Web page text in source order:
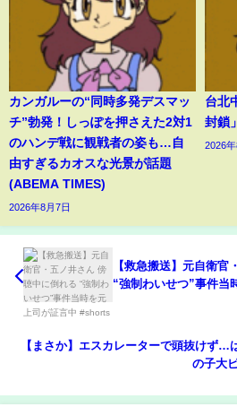
カンガルーの“同時多発デスマッ
チ”勃発！しっぽを押さえた2対1
のハンデ戦に観戦者の姿も…自
由すぎるカオスな光景が話題
(ABEMA TIMES)
2026年8月7日
台北
封鎖
2026
【救急搬送】元自衛官
【まさか】エスカレーターで頭抜けず…